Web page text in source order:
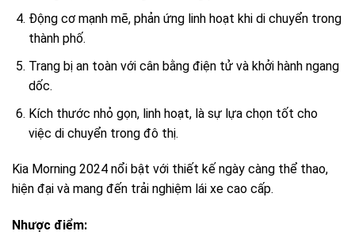
Động cơ mạnh mẽ, phản ứng linh hoạt khi di chuyển trong
thành phố.
Trang bị an toàn với cân bằng điện tử và khởi hành ngang
dốc.
Kích thước nhỏ gọn, linh hoạt, là sự lựa chọn tốt cho
việc di chuyển trong đô thị.
Kia Morning 2024 nổi bật với thiết kế ngày càng thể thao,
hiện đại và mang đến trải nghiệm lái xe cao cấp.
Nhược điểm: